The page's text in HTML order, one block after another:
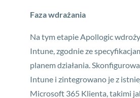
Faza wdrażania
Na tym etapie Apollogic
Intune, zgodnie ze
planem działania.
Intune i zintegrowano je z
Microsoft 365 Klienta, takimi